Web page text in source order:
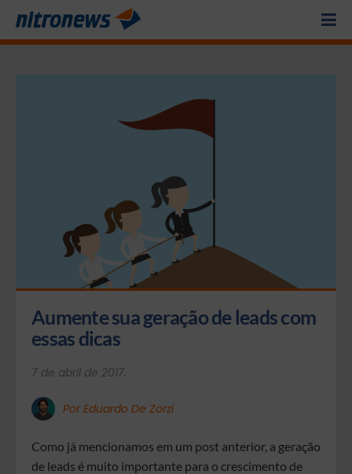
Aumente sua geração de leads com
essas dicas
7 de abril de 2017.
Por Eduardo De Zorzi
Como já mencionamos em um post anterior, a geração
de leads é muito importante para o crescimento de